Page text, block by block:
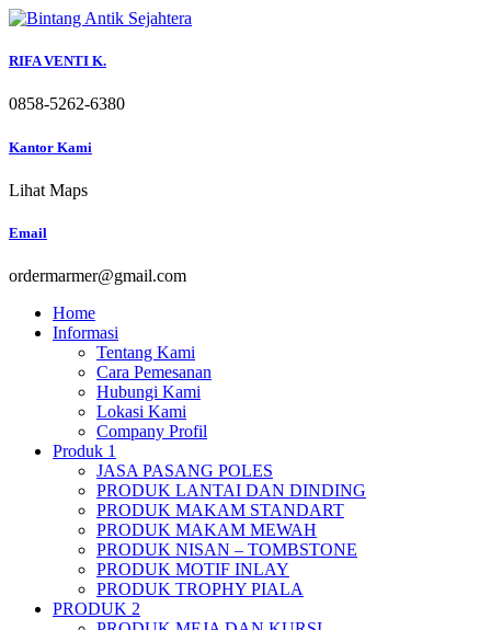
Skip
content
RIFA VENTI K.
0858-5262-6380
Kantor Kami
Lihat Maps
Email
ordermarmer@gmail.com
Home
Informasi
Tentang Kami
Cara Pemesanan
Hubungi Kami
Lokasi Kami
Company Profil
Produk 1
JASA PASANG POLES
PRODUK LANTAI DAN DINDING
PRODUK MAKAM STANDART
PRODUK MAKAM MEWAH
PRODUK NISAN – TOMBSTONE
PRODUK MOTIF INLAY
PRODUK TROPHY PIALA
PRODUK 2